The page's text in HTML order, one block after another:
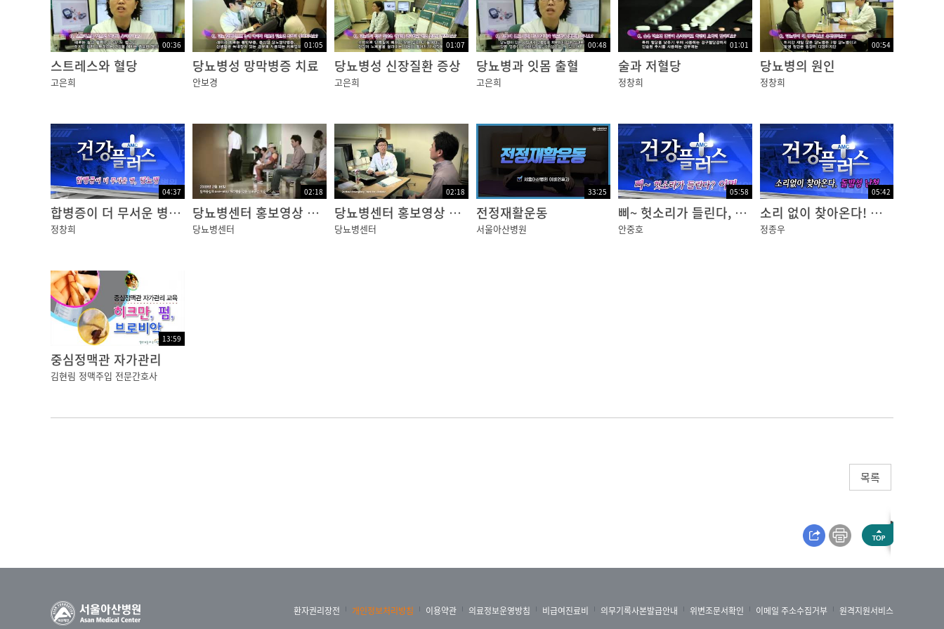
고무망치로 무릎을 두드렸을 때 다리가 저절로 올라가거나
뜨거운 것에 닿았을 때 무의식적으로 피하는 등의 행동이
척수가 중추가 되어 일어나는 반사 작용입니다.
신경에 이상이 생기면 해당 기관은
때에 따라서는 통증을 일으킬 수 있습니다.
뇌신경이 손상되면 그 위치에 따라
후각이나 미각을 상실하거나,
시력장애, 복시 등의 증상이 발생할 수 있습니다.
얼굴의 이상감각과 함께, 음식물을 씹는 근육의 근력이 약화되게 됩니다.
척수신경은
어느 한 곳에 손상이 발생하면
손상 부위 아래쪽 신경이 마비될 수 있습니다.
예를 들어
그 아래로 사지마비가 올 수 있고
신경 손상의 주요 원인이 외상이므로
00:36
스트레스와 혈당
고은희
01:05
당뇨병성 망막병증 치료
안보경
01:07
당뇨병성 신장질환 증상
고은희
00:48
당뇨병과 잇몸 출혈
고은희
01:01
술과 저혈당
정창희
00:54
당뇨병의 원인
정창희
04:37
합병증이 더 무서운 병, 당뇨병
정창희
02:18
당뇨병센터 홍보영상 국문
당뇨병센터
02:18
당뇨병센터 홍보영상 영문
당뇨병센터
33:25
전정재활운동
서울아산병원
05:58
삐~ 헛소리가 들린다, 이명
안중호
05:42
소리 없이 찾아온다! 돌발성 난청
정종우
13:59
중심정맥관 자가관리
김현림 정맥주입 전문간호사
목록
환자권리장전 개인정보처리방침 이용약관 의료정보운영방침 비급여진료비 의무기록사본발급안내 위변조문서확인 이메일 주소수집거부 원격지원서비스